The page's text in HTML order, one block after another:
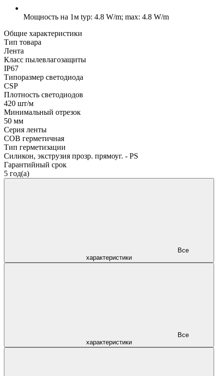
Мощность на 1м typ: 4.8 W/m; max: 4.8 W/m
Общие характеристики
Тип товара
Лента
Класс пылевлагозащиты
IP67
Типоразмер светодиода
CSP
Плотность светодиодов
420 шт/м
Минимальный отрезок
50 мм
Серия ленты
COB герметичная
Тип герметизации
Силикон, экструзия прозр. прямоуг. - PS
Гарантийный срок
5 год(а)
характеристики
характеристики